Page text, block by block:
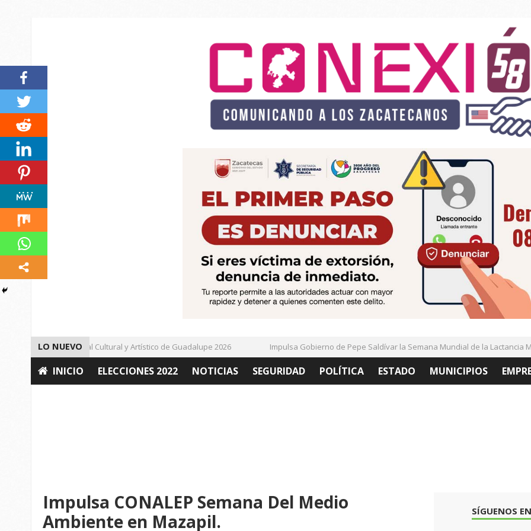
LO NUEVO
Da inicio el Festival Cultural y Artístico de Guadalupe 2026 Impulsa Gobierno de Pepe Saldívar la Semana Mundial de la Lactancia
INICIO ELECCIONES 2022 NOTICIAS SEGURIDAD POLÍTICA ESTADO MUNICIPIOS
Impulsa CONALEP Semana Del Medio
Ambiente en Mazapil.
SÍGUENOS